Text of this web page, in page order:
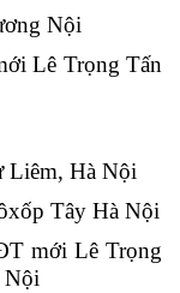
Nội
Lê Trọng Tấn
Liêm, Hà Nội
Tây Hà Nội
mới Lê Trọng
Nội